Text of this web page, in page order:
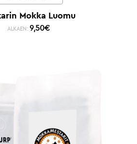
Mokka Luomu
ALKAEN: 9,50€